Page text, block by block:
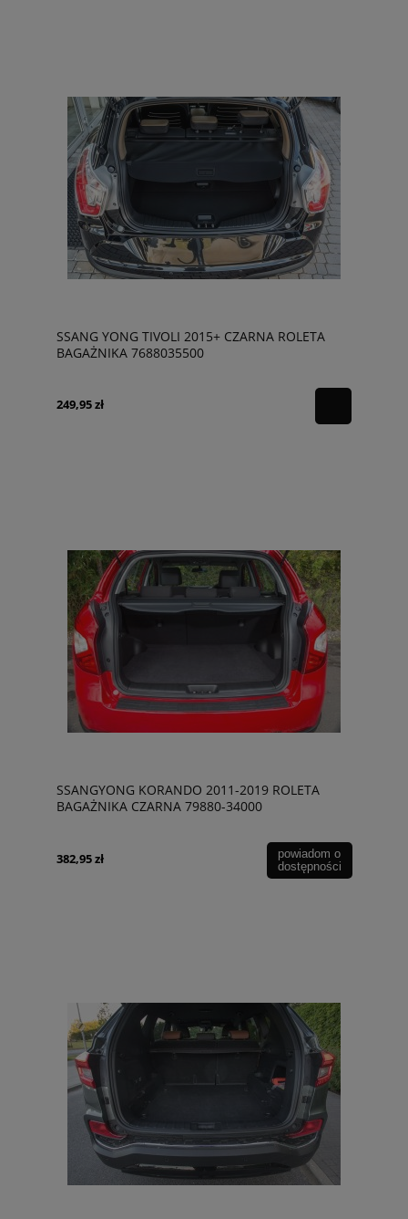
SSANG YONG TIVOLI 2015+ CZARNA ROLETA
BAGAŻNIKA 7688035500
249,95 zł
SSANGYONG KORANDO 2011-2019 ROLETA
BAGAŻNIKA CZARNA 79880-34000
382,95 zł
powiadom o
dostępności